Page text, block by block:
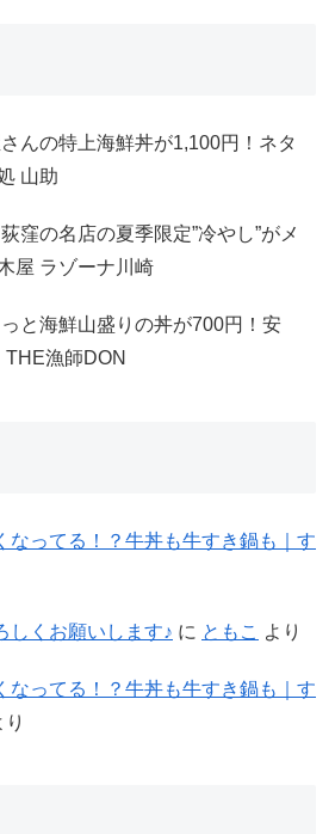
んの特上海鮮丼が1,100円！ネタ
山助
窪の名店の夏季限定”冷やし”がメ
屋 ラゾーナ川崎
っと海鮮山盛りの丼が700円！安
漁師DON
なってる！？牛丼も牛すき鍋も｜す
しくお願いします♪ に ともこ より
なってる！？牛丼も牛すき鍋も｜す
り